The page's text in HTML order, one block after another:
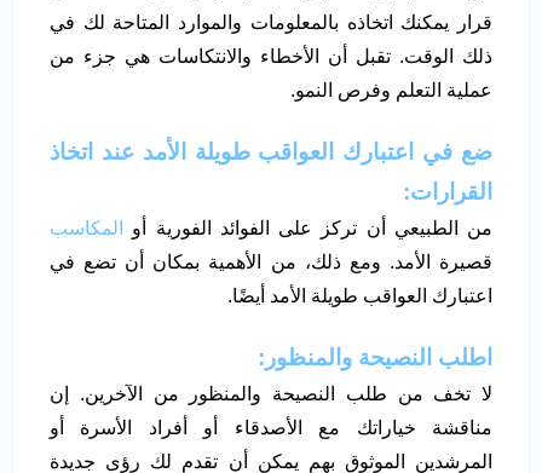
قرار يمكنك اتخاذه بالمعلومات والموارد المتاحة لك في
ذلك الوقت. تقبل أن الأخطاء والانتكاسات هي جزء من
عملية التعلم وفرص النمو.
ضع في اعتبارك العواقب طويلة الأمد عند اتخاذ
القرارات:
من الطبيعي أن تركز على الفوائد الفورية أو
المكاسب
قصيرة الأمد. ومع ذلك، من الأهمية بمكان أن تضع في
اعتبارك العواقب طويلة الأمد أيضًا.
اطلب النصيحة والمنظور:
لا تخف من طلب النصيحة والمنظور من الآخرين. إن
مناقشة خياراتك مع الأصدقاء أو أفراد الأسرة أو
المرشدين الموثوق بهم يمكن أن تقدم لك رؤى جديدة